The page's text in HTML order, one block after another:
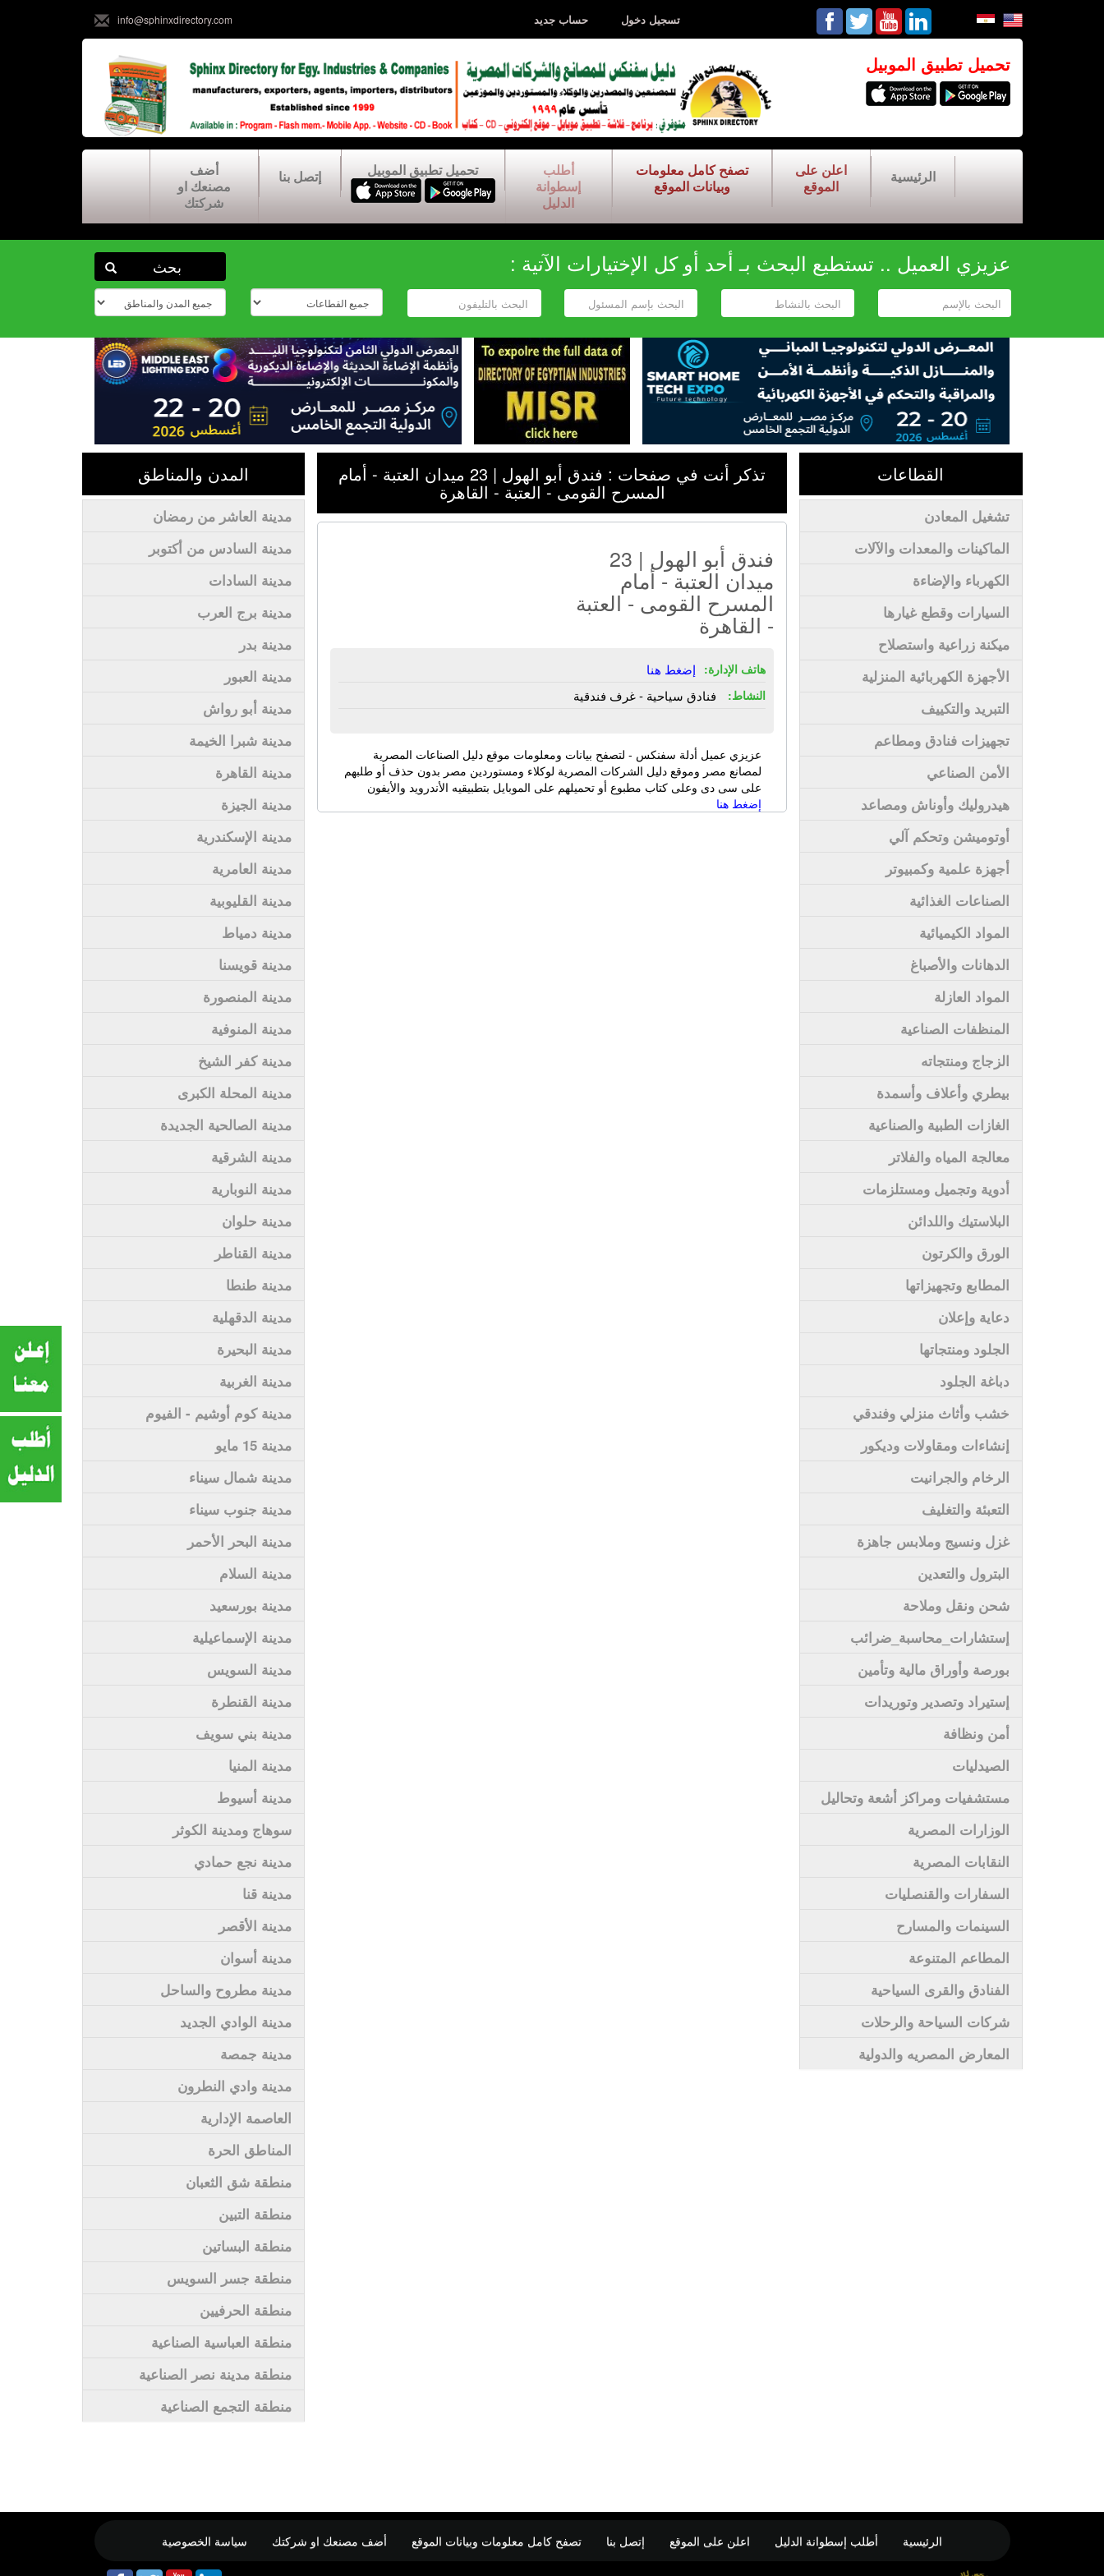
تسجيل دخول حساب جديد info@sphinxdirectory.com
تحميل تطبيق الموبيل
الرئيسية
اعلن على
الموقع
تصفح كامل معلومات
وبيانات الموقع
أطلب
إسطوانة
الدليل
تحميل تطبيق الموبيل إتصل بنا
أضف
مصنعك او
شركتك
عزيزي العميل .. تستطيع البحث بـ أحد أو كل الإختيارات الآتية :
القطاعات
تشغيل المعادن
الماكينات والمعدات والآلات
الكهرباء والإضاءة
السيارات وقطع غيارها
ميكنة زراعية واستصلاح
الأجهزة الكهربائية المنزلية
التبريد والتكييف
تجهيزات فنادق ومطاعم
الأمن الصناعي
هيدروليك وأوناش ومصاعد
أوتوميشن وتحكم آلي
أجهزة علمية وكمبيوتر
الصناعات الغذائية
المواد الكيميائية
الدهانات والأصباغ
المواد العازلة
المنظفات الصناعية
الزجاج ومنتجاته
بيطري وأعلاف وأسمدة
الغازات الطبية والصناعية
معالجة المياه والفلاتر
أدوية وتجميل ومستلزمات
البلاستيك واللدائن
الورق والكرتون
المطابع وتجهيزاتها
دعاية وإعلان
الجلود ومنتجاتها
دباغة الجلود
خشب وأثاث منزلي وفندقي
إنشاءات ومقاولات وديكور
الرخام والجرانيت
التعبئة والتغليف
غزل ونسيج وملابس جاهزة
البترول والتعدين
شحن ونقل وملاحة
إستشارات_محاسبة_ضرائب
بورصة وأوراق مالية وتأمين
إستيراد وتصدير وتوريدات
أمن ونظافة
الصيدليات
مستشفيات ومراكز أشعة وتحاليل
الوزارات المصرية
النقابات المصرية
السفارات والقنصليات
السينمات والمسارح
المطاعم المتنوعة
الفنادق والقرى السياحية
شركات السياحة والرحلات
المعارض المصريه والدولية
تذكر أنت في صفحات : فندق أبو الهول | 23 ميدان العتبة - أمام
المسرح القومى - العتبة - القاهرة
فندق أبو الهول | 23
ميدان العتبة - أمام
المسرح القومى - العتبة
- القاهرة
هاتف الإدارة: إضغط هنا
النشاط: فنادق سياحية - غرف فندقية
عزيزي عميل أدلة سفنكس - لتصفح بيانات ومعلومات موقع دليل الصناعات المصرية
لمصانع مصر وموقع دليل الشركات المصرية لوكلاء ومستوردين مصر بدون حذف أو طلبهم
على سى دى وعلى كتاب مطبوع أو تحميلهم على الموبايل بتطبيقيه الأندرويد والأيفون
إضغط هنا
المدن والمناطق
مدينة العاشر من رمضان
مدينة السادس من أكتوبر
مدينة السادات
مدينة برج العرب
مدينة بدر
مدينة العبور
مدينة أبو رواش
مدينة شبرا الخيمة
مدينة القاهرة
مدينة الجيزة
مدينة الإسكندرية
مدينة العامرية
مدينة القليوبية
مدينة دمياط
مدينة قويسنا
مدينة المنصورة
مدينة المنوفية
مدينة كفر الشيخ
مدينة المحلة الكبرى
مدينة الصالحية الجديدة
مدينة الشرقية
مدينة النوبارية
مدينة حلوان
مدينة القناطر
مدينة طنطا
مدينة الدقهلية
مدينة البحيرة
مدينة الغربية
مدينة كوم أوشيم - الفيوم
مدينة 15 مايو
مدينة شمال سيناء
مدينة جنوب سيناء
مدينة البحر الأحمر
مدينة السلام
مدينة بورسعيد
مدينة الإسماعيلية
مدينة السويس
مدينة القنطرة
مدينة بني سويف
مدينة المنيا
مدينة أسيوط
سوهاج ومدينة الكوثر
مدينة نجع حمادي
مدينة قنا
مدينة الأقصر
مدينة أسوان
مدينة مطروح والساحل
مدينة الوادي الجديد
مدينة جمصة
مدينة وادي النطرون
العاصمة الإدارية
المناطق الحرة
منطقة شق الثعبان
منطقة التبين
منطقة البساتين
منطقة جسر السويس
منطقة الحرفيين
منطقة العباسية الصناعية
منطقة مدينة نصر الصناعية
منطقة التجمع الصناعية
الرئيسية أطلب إسطوانة الدليل اعلن على الموقع إتصل بنا تصفح كامل معلومات وبيانات الموقع أضف مصنعك او شركتك سياسة الخصوصية